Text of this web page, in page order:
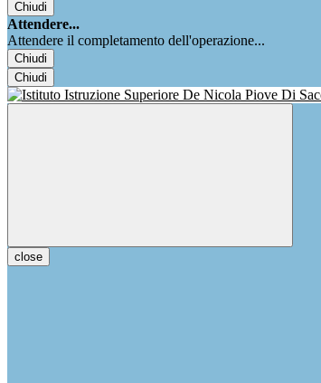
Chiudi
Attendere...
Attendere il completamento dell'operazione...
Chiudi
Chiudi
close